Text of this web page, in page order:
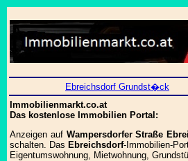
Ebreichsdorf Grundst�ck
Immobilienmarkt.co.at
Das kostenlose Immobilien Portal:
Anzeigen auf Wampersdorfer Straße
schalten. Das Ebreichsdorf-Immobilien-
Eigentumswohnung, Mietwohnung,